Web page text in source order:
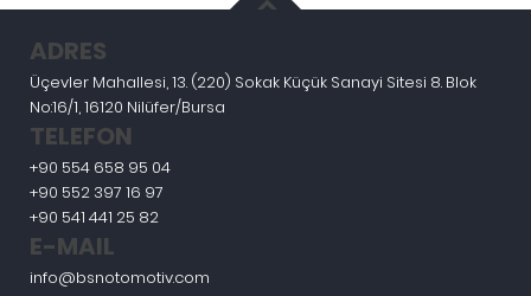
ADRES
Üçevler Mahallesi, 13. (220) Sokak Küçük Sanayi Sitesi 8. Blok
No:16/1, 16120 Nilüfer/Bursa
TELEFON
+90 554 658 95 04
+90 552 397 16 97
+90 541 441 25 82
E-MAIL
info@bsnotomotiv.com